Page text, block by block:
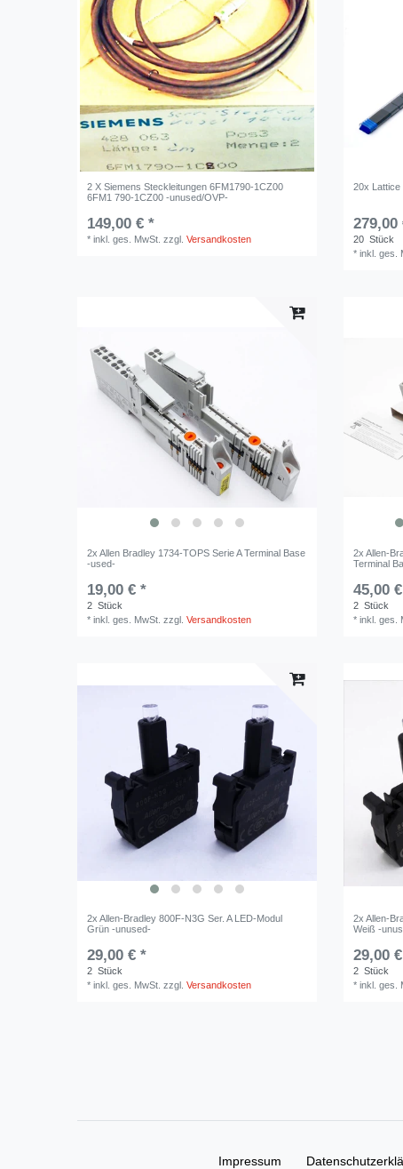
2 X Siemens Steckleitungen 6FM1790-1CZ00
6FM1 790-1CZ00 -unused/OVP-
149,00 € *
*inkl. ges. MwSt. zzgl.Versandkosten
20x Lattice
279,00
20 Stück
*inkl. ges.
2x Allen Bradley 1734-TOPS Serie A Terminal Base
-used-
19,00 € *
2 Stück
*inkl. ges. MwSt. zzgl.Versandkosten
2x Allen-
Terminal
45,00
2 Stück
*inkl. ges.
2x Allen-Bradley 800F-N3G Ser. A LED-Modul
Grün -unused-
29,00 € *
2 Stück
*inkl. ges. MwSt. zzgl.Versandkosten
2x Allen-
Weiß -
29,00
2 Stück
*inkl. ges.
Impressum